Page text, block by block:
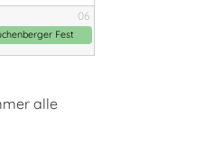
06
Fest
alle